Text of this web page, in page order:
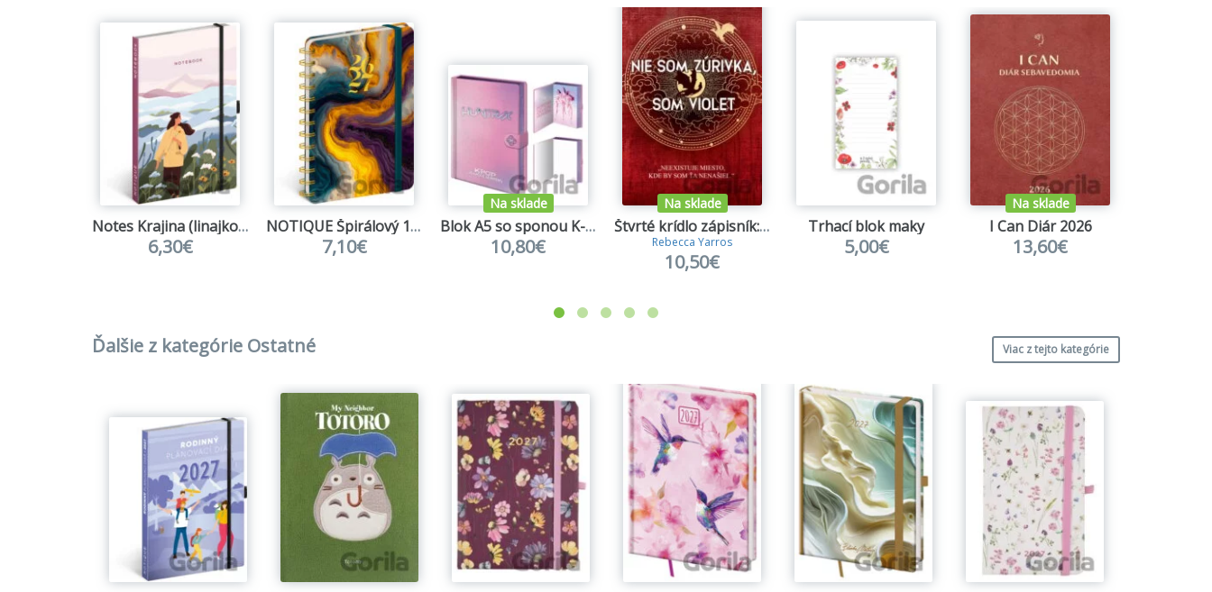
Notes Krajina (linajkovaný)
6,30€
NOTIQUE Špirálový 18-mesačný diár Petito – Farebný achát 2026/2027
7,10€
Na sklade
Blok A5 so sponou K-pop Demon Hunters, DPL 10
10,80€
Na sklade
Štvrté krídlo zápisník: Nie som Zúrivka, som Violet
Rebecca Yarros
10,50€
Trhací blok maky
5,00€
Na sklade
I Can Diár 2026
13,60€
Ďalšie z kategórie Ostatné Viac z tejto kategórie